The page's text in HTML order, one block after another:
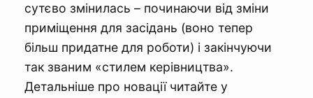
сутєво змінилась – починаючи від зміни
приміщення для засідань (воно тепер
більш придатне для роботи) і закінчуючи
так званим «стилем керівництва».
Детальніше про новації читайте у